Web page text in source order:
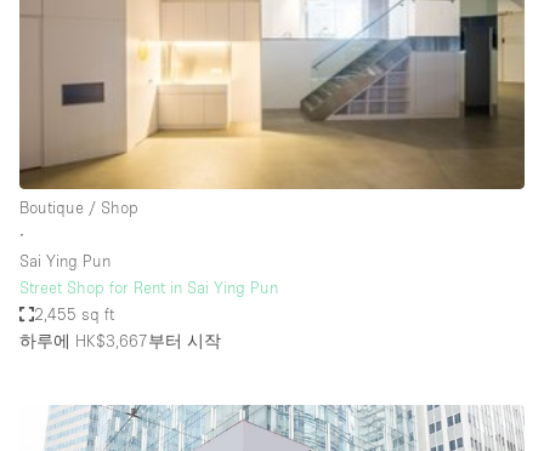
Bathroom
Car Display
Concierge
Counters
Daylight
Electricity
Elevator
Furniture
Boutique / Shop
∙
Sai Ying Pun
Street Shop for Rent in Sai Ying Pun
2,455 sq ft
하루에 HK$3,667부터 시작